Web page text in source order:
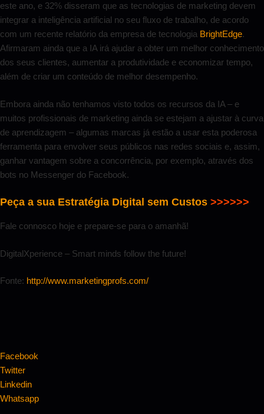
este ano, e 32% disseram que as tecnologias de marketing devem
integrar a inteligência artificial no seu fluxo de trabalho, de acordo
com um recente relatório da empresa de tecnologia BrightEdge.
Afirmaram ainda que a IA irá ajudar a obter um melhor conhecimento
dos seus clientes, aumentar a produtividade e economizar tempo,
além de criar um conteúdo de melhor desempenho.
Embora ainda não tenhamos visto todos os recursos da IA – e
muitos profissionais de marketing ainda se estejam a ajustar à curva
de aprendizagem – algumas marcas já estão a usar esta poderosa
ferramenta para envolver seus públicos nas redes sociais e, assim,
ganhar vantagem sobre a concorrência, por exemplo, através dos
bots no Messenger do Facebook.
Peça a sua Estratégia Digital sem Custos >>>>>>
Fale connosco hoje e prepare-se para o amanhã!
DigitalXperience – Smart minds follow the future!
Fonte: http://www.marketingprofs.com/
Facebook
Twitter
Linkedin
Whatsapp